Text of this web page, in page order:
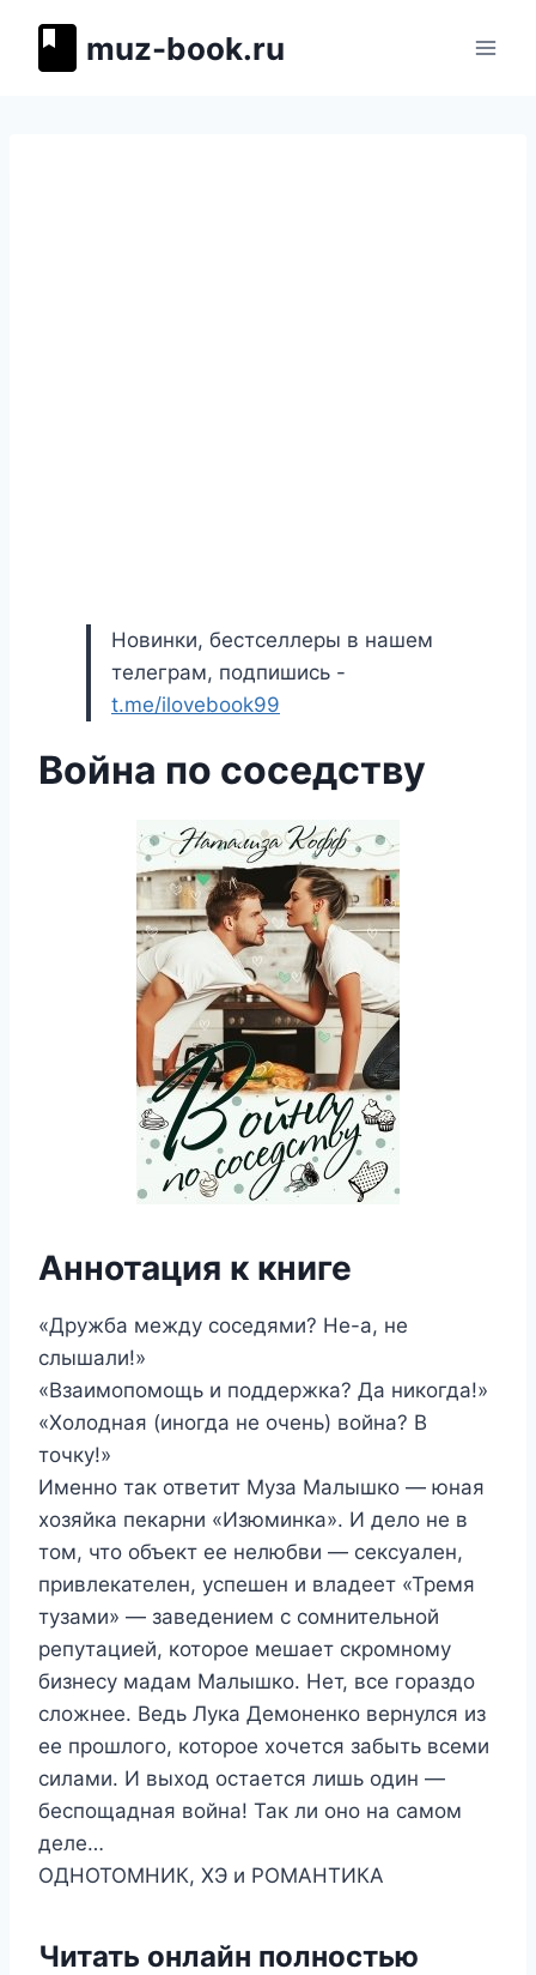
muz-book.ru
Новинки, бестселлеры в нашем
телеграм, подпишись -
t.me/ilovebook99
Война по соседству
Аннотация к книге
«Дружба между соседями? Не-а, не
слышали!»
«Взаимопомощь и поддержка? Да никогда!»
«Холодная (иногда не очень) война? В
точку!»
Именно так ответит Муза Малышко — юная
хозяйка пекарни «Изюминка». И дело не в
том, что объект ее нелюбви — сексуален,
привлекателен, успешен и владеет «Тремя
тузами» — заведением с сомнительной
репутацией, которое мешает скромному
бизнесу мадам Малышко. Нет, все гораздо
сложнее. Ведь Лука Демоненко вернулся из
ее прошлого, которое хочется забыть всеми
силами. И выход остается лишь один —
беспощадная война! Так ли оно на самом
деле…
ОДНОТОМНИК, ХЭ и РОМАНТИКА
Читать онлайн полностью